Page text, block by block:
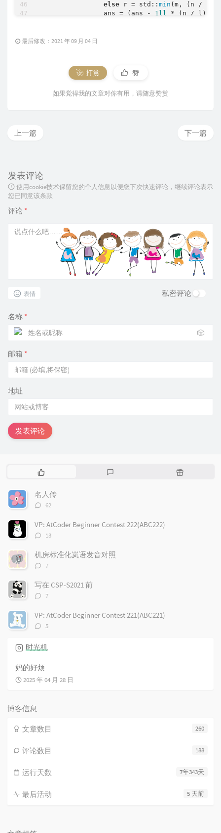
else r = std:: min (m, (n /
		ans = (ans -
1ll * (n / l) %
return
最后修改：2021 年 09 月 04 日
打赏 赞
如果觉得我的文章对你有用，请随意赞赏
下一篇
上一篇
发表评论
使用cookie技术保留您的个人信息以便您下次快速评论，继续评论表示
您已同意该条款
评论 *
表情 私密评论
名称 *
🎲
邮箱 *
地址
发表评论
热
文
章
随
名人传
评
数：
62
VP: AtCoder Beginner Contest 222(ABC222)
评
数：
13
机房标准化岚语发音对照
评
数：
7
写在 CSP-S2021 前
评
数：
7
VP: AtCoder Beginner Contest 221(ABC221)
评
数：
5
时光机
妈的好烦
2025 年 04 月 28 日
博客信息
260
文章数目
188
评论数目
7年343天
运行天数
5 天前
最后活动